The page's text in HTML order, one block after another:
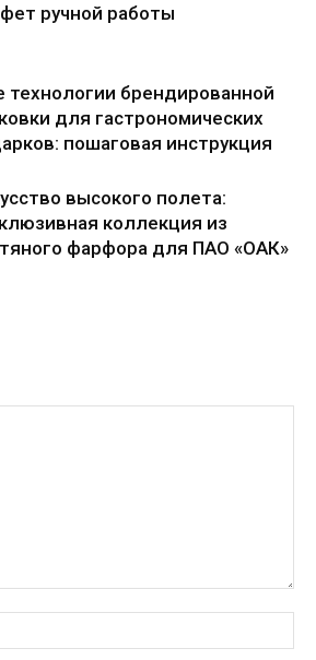
ручной работы
технологии брендированной
для гастрономических
пошаговая инструкция
высокого полета:
коллекция из
фарфора для ПАО «ОАК»